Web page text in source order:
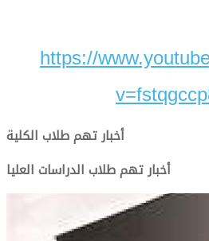
https://
أخبار تهم طلاب الكلية
أخبار تهم طلاب الدراسات العليا